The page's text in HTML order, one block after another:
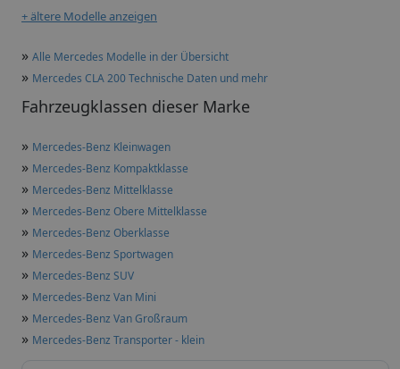
+ ältere Modelle anzeigen
» Alle Mercedes Modelle in der Übersicht
» Mercedes CLA 200 Technische Daten und mehr
Fahrzeugklassen dieser Marke
» Mercedes-Benz Kleinwagen
» Mercedes-Benz Kompaktklasse
» Mercedes-Benz Mittelklasse
» Mercedes-Benz Obere Mittelklasse
» Mercedes-Benz Oberklasse
» Mercedes-Benz Sportwagen
» Mercedes-Benz SUV
» Mercedes-Benz Van Mini
» Mercedes-Benz Van Großraum
» Mercedes-Benz Transporter - klein